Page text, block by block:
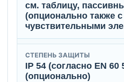
см. таблицу,
(опционально также
чувствительными
СТЕПЕНЬ ЗАЩИТЫ
IP 54 (согласно EN 60
(опционально)